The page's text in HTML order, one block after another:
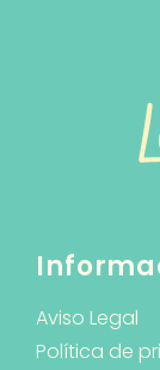
Aviso Legal
Política de